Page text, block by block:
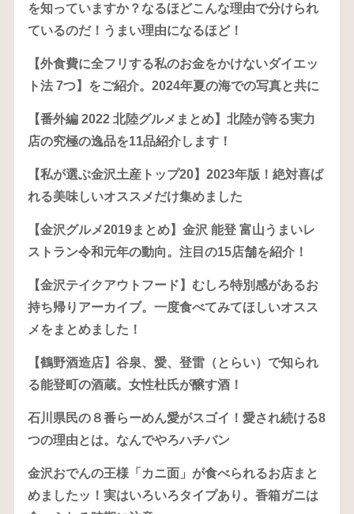
を知っていますか？なるほどこんな理由で分けられ
ているのだ！うまい理由になるほど！
【外食費に全フリする私のお金をかけないダイエッ
ト法 7つ】をご紹介。2024年夏の海での写真と共に
【番外編 2022 北陸グルメまとめ】北陸が誇る実力
店の究極の逸品を11品紹介します！
【私が選ぶ金沢土産トップ20】2023年版！絶対喜ば
れる美味しいオススメだけ集めました
【金沢グルメ2019まとめ】金沢 能登 富山うまいレ
ストラン令和元年の動向。注目の15店舗を紹介！
【金沢テイクアウトフード】むしろ特別感があるお
持ち帰りアーカイブ。一度食べてみてほしいオスス
メをまとめました！
【鶴野酒造店】谷泉、愛、登雷（とらい）で知られ
る能登町の酒蔵。女性杜氏が醸す酒！
石川県民の８番らーめん愛がスゴイ！愛され続ける8
つの理由とは。なんでやろハチバン
金沢おでんの王様「カニ面」が食べられるお店まと
めましたッ！実はいろいろタイプあり。香箱ガニは